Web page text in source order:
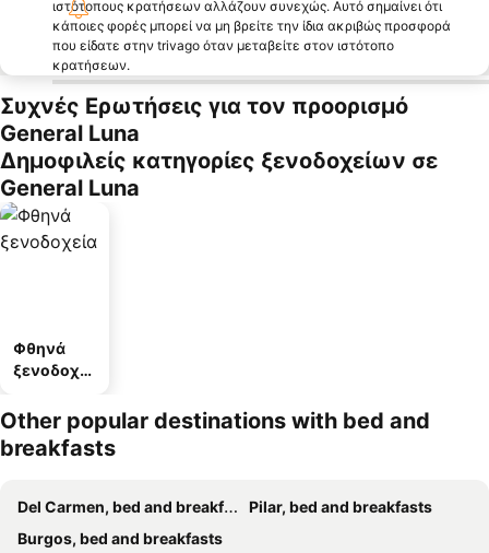
ιστότοπους κρατήσεων αλλάζουν συνεχώς. Αυτό σημαίνει ότι
κάποιες φορές μπορεί να μη βρείτε την ίδια ακριβώς προσφορά
που είδατε στην trivago όταν μεταβείτε στον ιστότοπο
κρατήσεων.
Συχνές Ερωτήσεις για τον προορισμό
General Luna
Δημοφιλείς κατηγορίες ξενοδοχείων σε
General Luna
Φθηνά
ξενοδοχεί
Other popular destinations with bed and
breakfasts
Del Carmen, bed and breakfasts
Pilar, bed and breakfasts
Burgos, bed and breakfasts